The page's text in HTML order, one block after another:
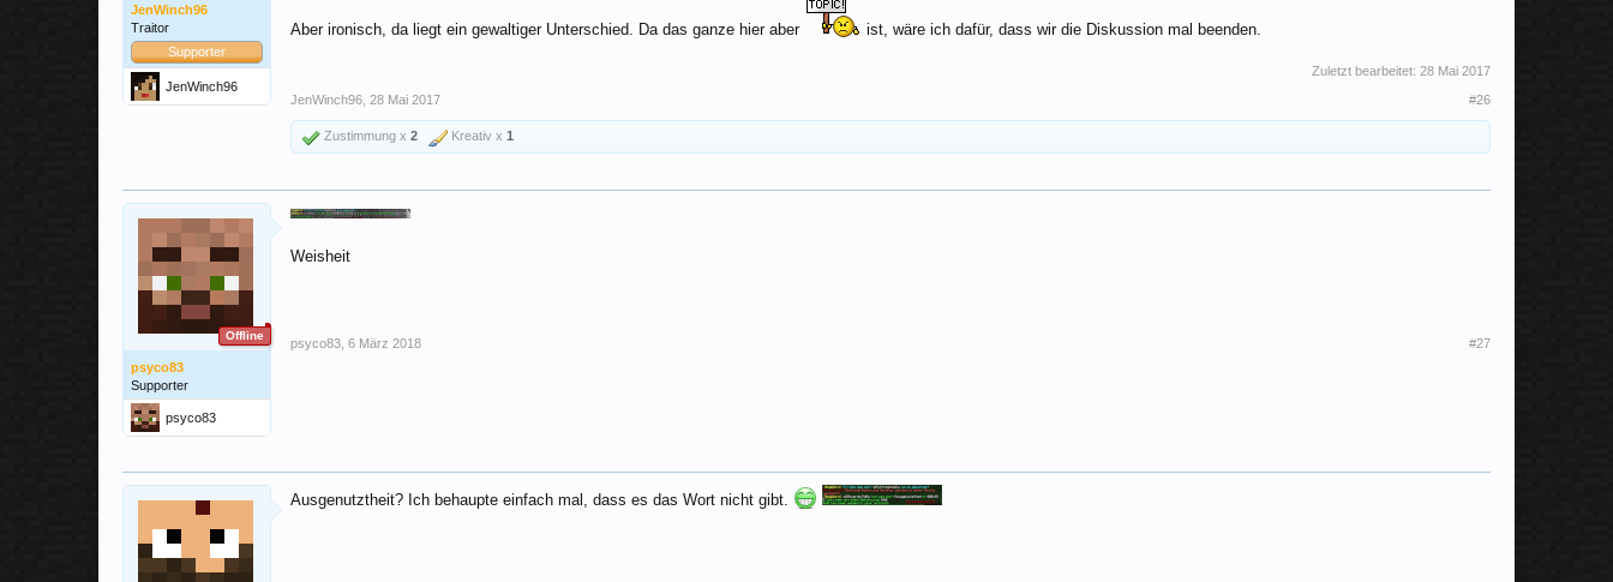
JenWinch96
Traitor
Supporter
JenWinch96
Aber ironisch, da liegt ein gewaltiger Unterschied. Da das ganze hier aber ist, wäre ich dafür, dass wir die Diskussion mal beenden.
Zuletzt bearbeitet: 28 Mai 2017
JenWinch96 28 Mai 2017 #26
Zustimmung x 2 Kreativ x 1
Offline
psyco83
Supporter
psyco83
Weisheit
psyco83 6 März 2018 #27
Ausgenutztheit? Ich behaupte einfach mal, dass es das Wort nicht gibt.